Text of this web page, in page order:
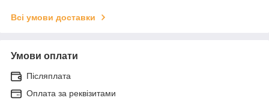
Всі умови доставки
Умови оплати
Післяплата
Оплата за реквізитами